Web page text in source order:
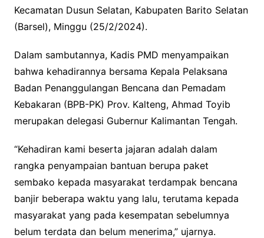
Kecamatan Dusun Selatan, Kabupaten Barito Selatan
(Barsel), Minggu (25/2/2024).
Dalam sambutannya, Kadis PMD menyampaikan
bahwa kehadirannya bersama Kepala Pelaksana
Badan Penanggulangan Bencana dan Pemadam
Kebakaran (BPB-PK) Prov. Kalteng, Ahmad Toyib
merupakan delegasi Gubernur Kalimantan Tengah.
“Kehadiran kami beserta jajaran adalah dalam
rangka penyampaian bantuan berupa paket
sembako kepada masyarakat terdampak bencana
banjir beberapa waktu yang lalu, terutama kepada
masyarakat yang pada kesempatan sebelumnya
belum terdata dan belum menerima,” ujarnya.